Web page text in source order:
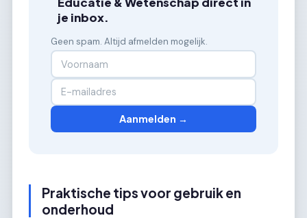
je inbox.
Geen spam. Altijd afmelden mogelijk.
Aanmelden →
Praktische tips voor gebruik en
onderhoud